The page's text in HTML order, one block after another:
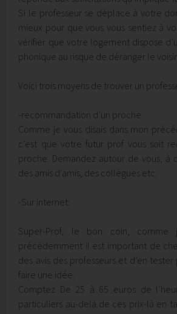
Si le professeur se déplace à votre
mieux pour que vous vous sentiez à
vérifier que votre logement dispose
phonique au risque de déranger le
Voici trois moyens de trouver un
-recommandation d’un proche
Comme je vous disais dans mon
c’est que votre futur prof vous soit
proche. Demandez autour de vous, à
des amis d’amis, des collègues etc.
-Sur internet:
Super-Prof, le bon coin, comme
précédemment il est important de
des avis des professeurs et d’en
faire une idée.
Comptez De 25 à 65 euros de
particuliers au-delà de ces prix-là en